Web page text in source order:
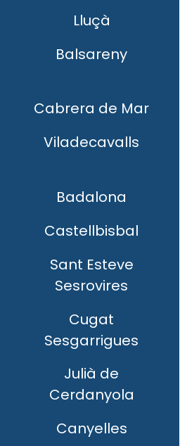
Lluçà
Balsareny
Cabrera de Mar
Viladecavalls
Badalona
Castellbisbal
Sant Esteve
Sesrovires
Cugat
Sesgarrigues
Julià de
Cerdanyola
Canyelles